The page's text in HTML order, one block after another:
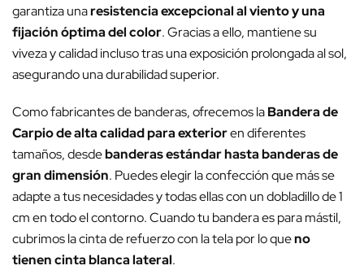
garantiza unaresistencia excepcional al viento y una
fijación óptima del color. Gracias a ello, mantiene su
viveza y calidad incluso tras una exposición prolongada al sol,
asegurando una durabilidad superior.
Como fabricantes de banderas, ofrecemos laBandera de
Carpio de alta calidad para exterioren diferentes
tamaños, desdebanderas estándar hasta banderas de
gran dimensión. Puedes elegir la confección que más se
adapte a tus necesidades y todas ellas con un dobladillo de 1
cm en todo el contorno. Cuando tu bandera es para mástil,
cubrimos la cinta de refuerzo con la tela por lo queno
tienen cinta blanca lateral.